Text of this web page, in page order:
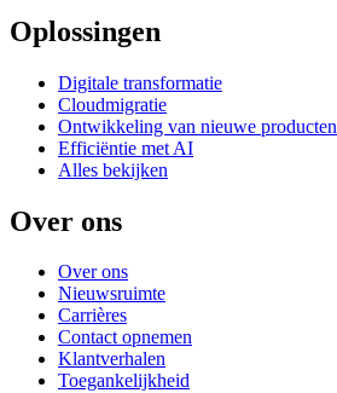
Oplossingen
Digitale transformatie
Cloudmigratie
Ontwikkeling van nieuwe producten
Efficiëntie met AI
Alles bekijken
Over ons
Over ons
Nieuwsruimte
Carrières
Contact opnemen
Klantverhalen
Toegankelijkheid